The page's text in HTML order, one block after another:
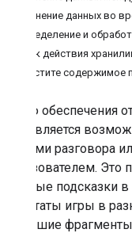
Сохранение данных во
Определение и
Срок действия
Очистите содержимое
Частью обеспечения
часто является
раундами разговора
с пользователем. Это
полезные подсказки
результаты игры в
небольшие